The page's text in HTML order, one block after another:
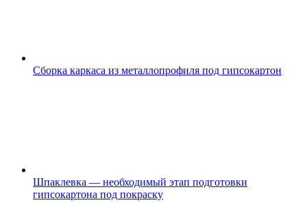
Сборка каркаса из металлопрофиля под гипсокартон
Шпаклевка — необходимый этап подготовки
гипсокартона под покраску